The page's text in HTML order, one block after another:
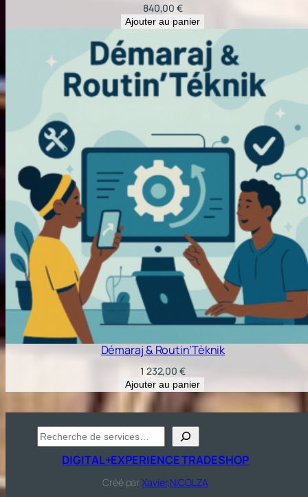
840,00€
Ajouter au panier
Démaraj & Routin’Tèknik
1 232,00€
Ajouter au panier
Recherche
DIGITAL+EXPERIENCE TRADESHOP
Créé parXavier,NICOLZA